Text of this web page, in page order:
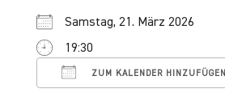
Samstag, 21. März 2026
19:30
ZUM KALENDER HINZUFÜGEN
ICS herunterladen